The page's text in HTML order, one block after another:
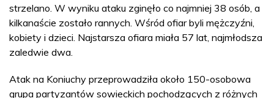
strzelano. W wyniku ataku zginęło co najmniej 38 osób, a
kilkanaście zostało rannych. Wśród ofiar byli mężczyźni,
kobiety i dzieci. Najstarsza ofiara miała 57 lat, najmłodsza
zaledwie dwa.
Atak na Koniuchy przeprowadziła około 150-osobowa
grupa partyzantów sowieckich pochodzących z różnych